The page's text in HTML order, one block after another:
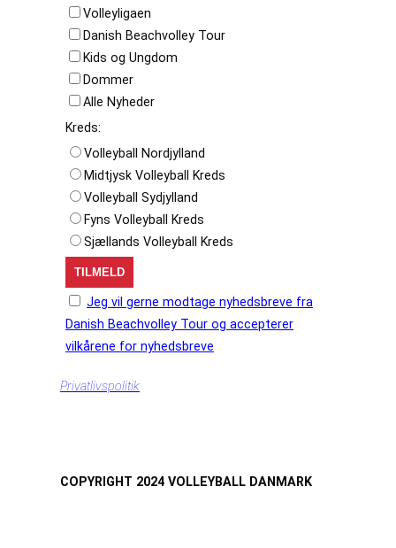
Volleyligaen
Danish Beachvolley Tour
Kids og Ungdom
Dommer
Alle Nyheder
Kreds:
Volleyball Nordjylland
Midtjysk Volleyball Kreds
Volleyball Sydjylland
Fyns Volleyball Kreds
Sjællands Volleyball Kreds
Jeg vil gerne modtage nyhedsbreve fra
Danish Beachvolley Tour og accepterer
vilkårene for nyhedsbreve
Privatlivspolitik
COPYRIGHT 2024 VOLLEYBALL DANMARK